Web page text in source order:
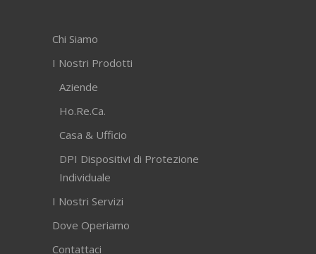
Chi Siamo
I Nostri Prodotti
Aziende
Ho.Re.Ca.
Casa & Ufficio
DPI Dispositivi di Protezione
Individuale
I Nostri Servizi
Dove Operiamo
Contattaci